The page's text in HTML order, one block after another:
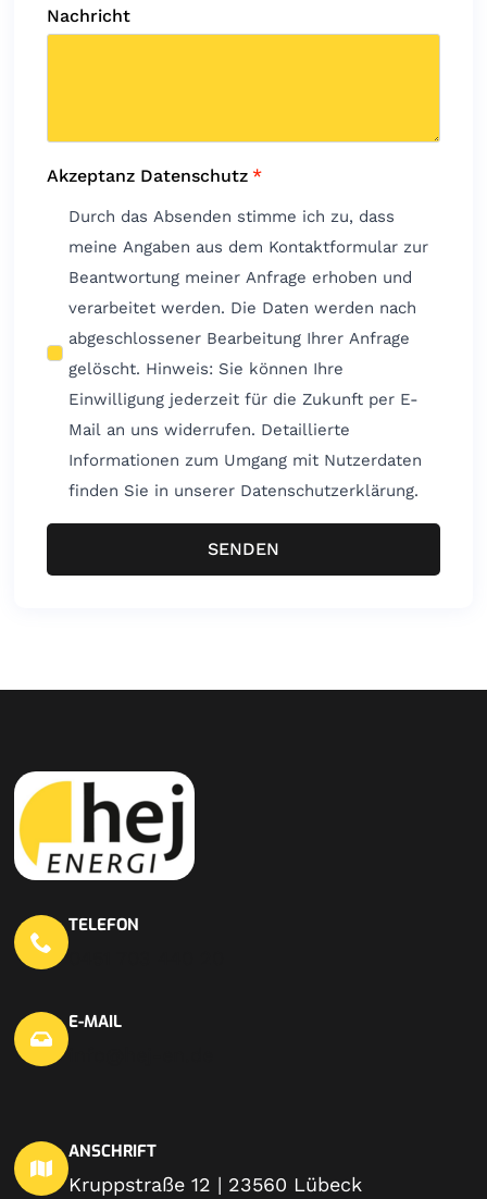
Nachricht
Akzeptanz Datenschutz *
Durch das Absenden stimme ich zu, dass
meine Angaben aus dem Kontaktformular zur
Beantwortung meiner Anfrage erhoben und
verarbeitet werden. Die Daten werden nach
abgeschlossener Bearbeitung Ihrer Anfrage
gelöscht. Hinweis: Sie können Ihre
Einwilligung jederzeit für die Zukunft per E-
Mail an uns widerrufen. Detaillierte
Informationen zum Umgang mit Nutzerdaten
finden Sie in unserer Datenschutzerklärung.
SENDEN
TELEFON
E-MAIL
ANSCHRIFT
Kruppstraße 12 | 23560 Lübeck